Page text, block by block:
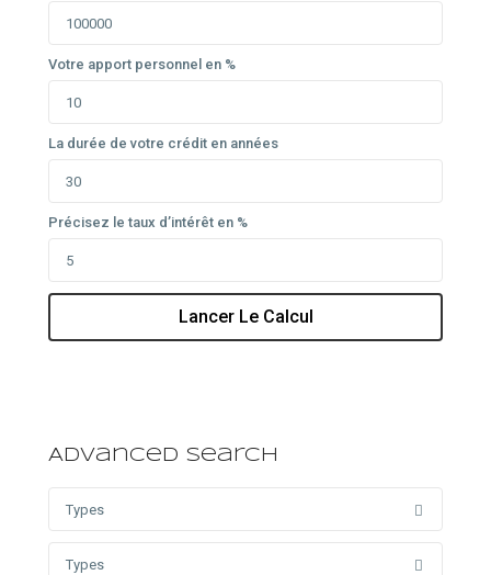
Votre apport personnel en %
La durée de votre crédit en années
Précisez le taux d’intérêt en %
Lancer Le Calcul
Advanced Search
Types
Types